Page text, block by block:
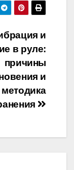
и
в руле:
причины
и
методика